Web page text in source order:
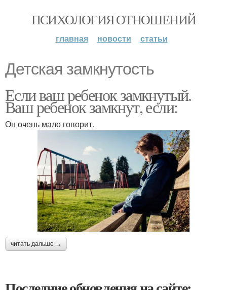
ПСИХОЛОГИЯ ОТНОШЕНИЙ
главная новости статьи
Детская замкнутость
Если ваш ребенок замкнутый.
Ваш ребенок замкнут, если:
Он очень мало говорит.
читать дальше →